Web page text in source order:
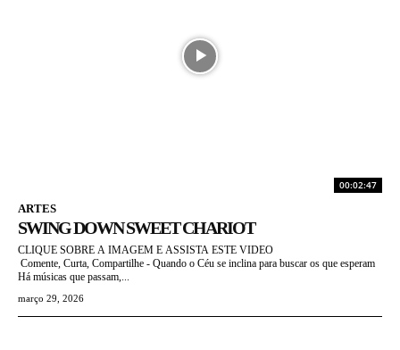
00:02:47
ARTES
SWING DOWN SWEET CHARIOT
CLIQUE SOBRE A IMAGEM E ASSISTA ESTE VIDEO
Comente, Curta, Compartilhe - Quando o Céu se inclina para buscar os que esperam
Há músicas que passam,...
março 29, 2026